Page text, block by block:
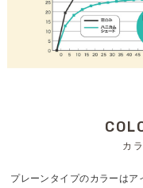
カ
プレーンタイプのカラーは